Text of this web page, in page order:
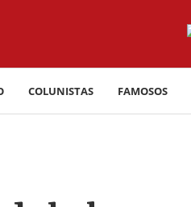
COLUNISTAS FAMOSOS